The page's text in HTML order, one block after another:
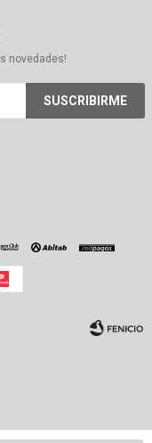
novedades!
SUSCRIBIRME